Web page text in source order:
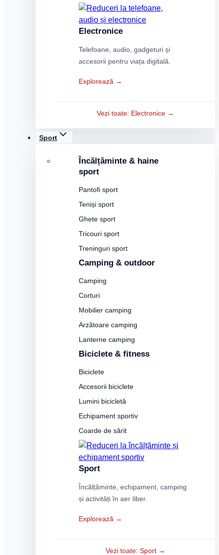
Electronice
Telefoane, audio, gadgeturi și
accesorii pentru viața digitală.
Explorează →
Vezi toate: Electronice →
Sport
Încălțăminte & haine
sport
Pantofi sport
Teniși sport
Ghete sport
Tricouri sport
Treninguri sport
Camping & outdoor
Camping
Corturi
Mobilier camping
Arzătoare camping
Lanterne camping
Biciclete & fitness
Biciclete
Accesorii biciclete
Lumini bicicletă
Echipament sportiv
Coarde de sărit
Sport
Încălțăminte, echipament, camping
și activități în aer liber.
Explorează →
Vezi toate: Sport →